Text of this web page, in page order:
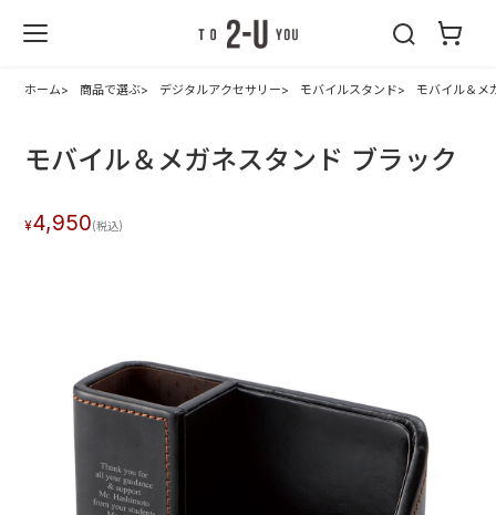
ホーム 商品で選ぶ デジタルアクセサリー モバイルスタンド モバイル＆メ
モバイル＆メガネスタンド ブラック
4,950